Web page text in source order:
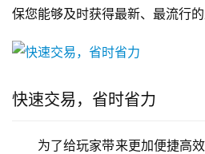
保您能够及时获得最新、最流行的
快速交易，省时省力
为了给玩家带来更加便捷高